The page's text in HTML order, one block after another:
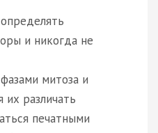
и никогда не
митоза и
их различать
печатными